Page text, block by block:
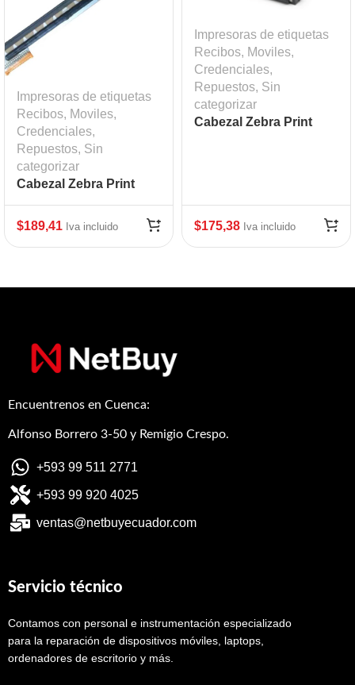
Impresoras de etiquetas
Recibos, Moviles,
Credenciales,
Repuestos, Sin
categorizar
Cabezal Zebra Print
$189,41 Iva incluido
Impresoras de etiquetas
Recibos, Moviles,
Credenciales,
Repuestos, Sin
categorizar
Cabezal Zebra Print
$175,38 Iva incluido
Encuentrenos en Cuenca:
Alfonso Borrero 3-50 y Remigio Crespo.
+593 99 511 2771
+593 99 920 4025
ventas@netbuyecuador.com
Servicio técnico
Contamos con personal e instrumentación especializado
para la reparación de dispositivos móviles, laptops,
ordenadores de escritorio y más.